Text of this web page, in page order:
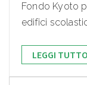
Fondo Kyoto
edifici
LEGGI TUTTO